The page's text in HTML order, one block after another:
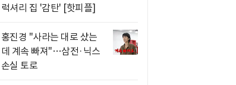
럭셔리 집 '감탄' [핫피플]
홍진경 "사라는 대로 샀는
데 계속 빠져"…삼전·닉스
손실 토로